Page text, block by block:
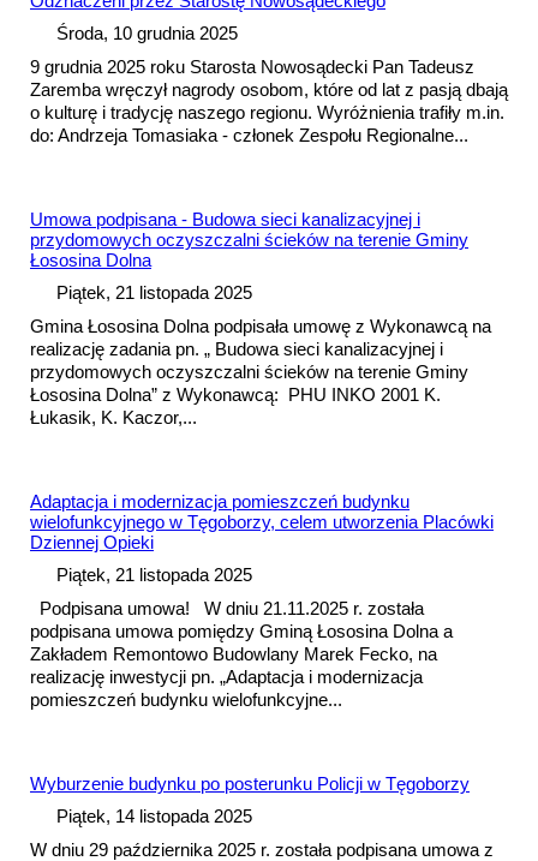
Środa, 10 grudnia 2025
9 grudnia 2025 roku Starosta Nowosądecki Pan Tadeusz
Zaremba wręczył nagrody osobom, które od lat z pasją dbają
o kulturę i tradycję naszego regionu. Wyróżnienia trafiły m.in.
do: Andrzeja Tomasiaka - członek Zespołu Regionalne...
Umowa podpisana - Budowa sieci kanalizacyjnej i
przydomowych oczyszczalni ścieków na terenie Gminy
Łososina Dolna
Piątek, 21 listopada 2025
Gmina Łososina Dolna podpisała umowę z Wykonawcą na
realizację zadania pn. „ Budowa sieci kanalizacyjnej i
przydomowych oczyszczalni ścieków na terenie Gminy
Łososina Dolna” z Wykonawcą: PHU INKO 2001 K.
Łukasik, K. Kaczor,...
Adaptacja i modernizacja pomieszczeń budynku
wielofunkcyjnego w Tęgoborzy, celem utworzenia Placówki
Dziennej Opieki
Piątek, 21 listopada 2025
Podpisana umowa! W dniu 21.11.2025 r. została
podpisana umowa pomiędzy Gminą Łososina Dolna a
Zakładem Remontowo Budowlany Marek Fecko, na
realizację inwestycji pn. „Adaptacja i modernizacja
pomieszczeń budynku wielofunkcyjne...
Wyburzenie budynku po posterunku Policji w Tęgoborzy
Piątek, 14 listopada 2025
W dniu 29 października 2025 r. została podpisana umowa z